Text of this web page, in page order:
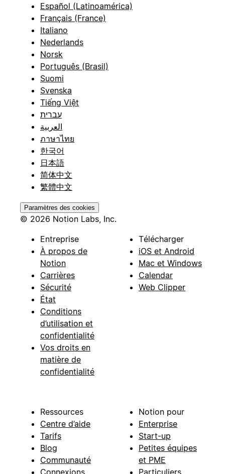
Español (Latinoamérica)
Français (France)
Italiano
Nederlands
Norsk
Português (Brasil)
Suomi
Svenska
Tiếng Việt
עברית
العربية
ภาษาไทย
한국어
日本語
简体中文
繁體中文
Paramètres des cookies
© 2026 Notion Labs, Inc.
Entreprise
À propos de
Notion
Carrières
Sécurité
État
Conditions
d’utilisation et
confidentialité
Vos droits en
matière de
confidentialité
Télécharger
iOS et Android
Mac et Windows
Calendar
Web Clipper
Ressources
Centre d’aide
Tarifs
Blog
Communauté
Connexions
Notion pour
Enterprise
Start-up
Petites équipes
et PME
Particuliers